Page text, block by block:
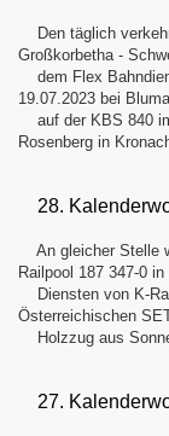
Den täglich
Großkorbetha -
dem Flex
19.07.2023 bei
auf der KBS 840
Rosenberg in
28.
An gleicher Stelle
Railpool 187 347-0 in
Diensten von K-
Österreichischen
Holzzug aus
27.